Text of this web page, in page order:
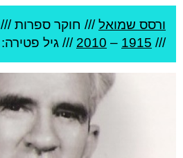
ורסס שמואל/// חוקר ספרות ///
///
1915
–
2010 /// גיל פטירה: 95